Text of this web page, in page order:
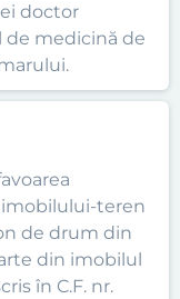
doctor
de medicină de
imobilului-teren
de drum din
din imobilul
în C.F. nr.